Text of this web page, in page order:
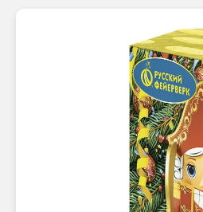
Фейерверки на свадьбу
Фейерверк-шоу
Батареи салютов
Батареи салютов